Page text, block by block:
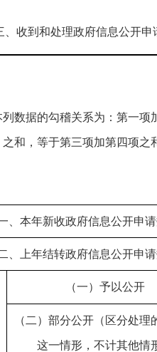
、收到和处理政府信息公开申
列数据的勾稽关系为：第一项
之和，等于第三项加第四项之
、本年新收政府信息公开申
、上年结转政府信息公开申
（一）予以公开
（二）部分公开（区分处理
这一情形，不计其他情